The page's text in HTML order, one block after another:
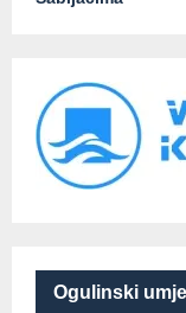
Ogulinski